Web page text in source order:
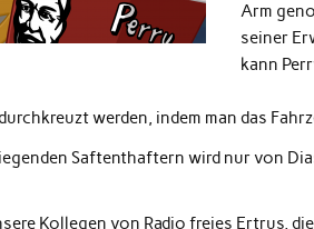
Arm
seiner
kann
werden, indem man das
Saftenthaftern wird nur von
Kollegen von Radio freies Ertrus,